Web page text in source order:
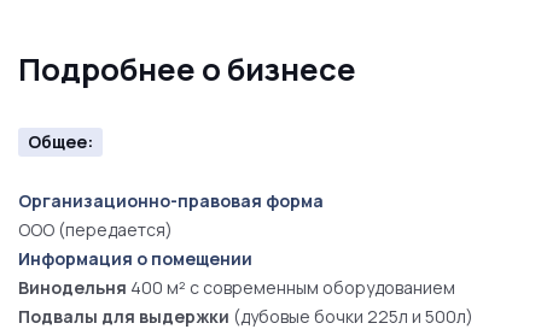
Склад готовой продукции(25 000+ бутылок)
Дегустационный зал
Финансовые показатели
Среднегодовой оборот:
Чистая прибыль: 4-5 млн рублей
Подробнее о бизнесе
Общее:
Организационно-правовая форма
ООО (передается)
Информация о помещении
Винодельня 400 м² с современным оборудованием
Подвалы для выдержки (дубовые бочки 225л и 500л)